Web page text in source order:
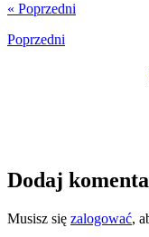
« Poprzedni
Poprzedni
Dodaj
Musisz się zalogować,